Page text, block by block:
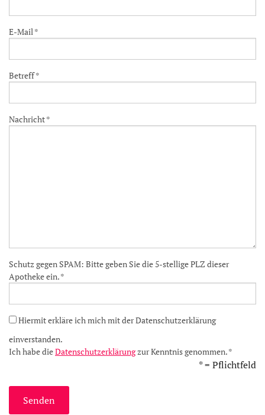
E-Mail *
Betreff *
Nachricht *
Schutz gegen SPAM: Bitte geben Sie die 5-stellige PLZ dieser
Apotheke ein. *
Hiermit erkläre ich mich mit der Datenschutzerklärung
einverstanden.
Ich habe dieDatenschutzerklärungzur Kenntnis genommen. *
* = Pflichtfeld